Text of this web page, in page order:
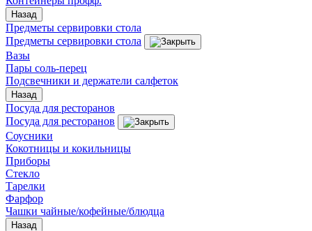
Назад
Предметы сервировки стола
Предметы сервировки стола
Вазы
Пары соль-перец
Подсвечники и держатели салфеток
Назад
Посуда для ресторанов
Посуда для ресторанов
Соусники
Кокотницы и кокильницы
Приборы
Стекло
Тарелки
Фарфор
Чашки чайные/кофейные/блюдца
Назад